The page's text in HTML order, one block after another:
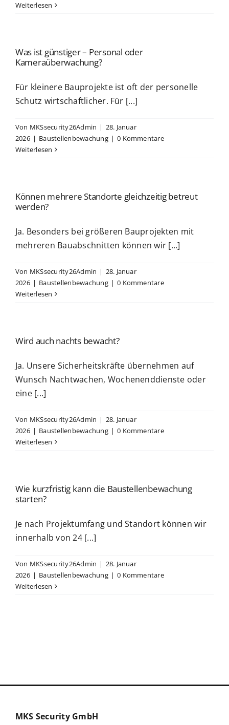
Weiterlesen
Was ist günstiger – Personal oder
Kameraüberwachung?
Für kleinere Bauprojekte ist oft der personelle
Schutz wirtschaftlicher. Für [...]
Von MKSsecurity26Admin | 28. Januar
2026 | Baustellenbewachung | 0 Kommentare
Weiterlesen
Können mehrere Standorte gleichzeitig betreut
werden?
Ja. Besonders bei größeren Bauprojekten mit
mehreren Bauabschnitten können wir [...]
Von MKSsecurity26Admin | 28. Januar
2026 | Baustellenbewachung | 0 Kommentare
Weiterlesen
Wird auch nachts bewacht?
Ja. Unsere Sicherheitskräfte übernehmen auf
Wunsch Nachtwachen, Wochenenddienste oder
eine [...]
Von MKSsecurity26Admin | 28. Januar
2026 | Baustellenbewachung | 0 Kommentare
Weiterlesen
Wie kurzfristig kann die Baustellenbewachung
starten?
Je nach Projektumfang und Standort können wir
innerhalb von 24 [...]
Von MKSsecurity26Admin | 28. Januar
2026 | Baustellenbewachung | 0 Kommentare
Weiterlesen
MKS Security GmbH